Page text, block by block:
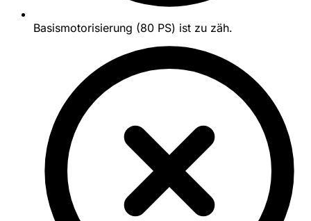
Basismotorisierung (80 PS) ist zu zäh.